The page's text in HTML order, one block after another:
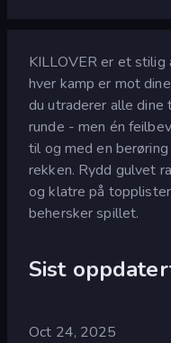
KILLOVER er et
hver kamp er mot
du utraderer alle dine
runde - men én
til og med en
rekken. Rydd gulvet
og klatre på
behersker spillet.
Sist
Oct 24, 2025